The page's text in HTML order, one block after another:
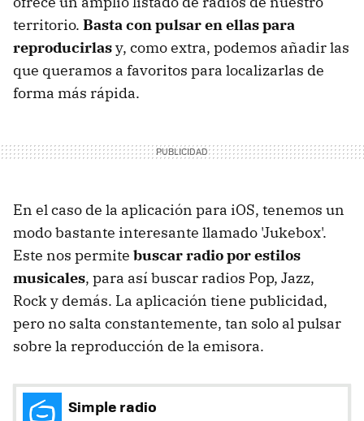
territorio. Basta con pulsar en ellas para
reproducirlasy, como extra, podemos añadir las
que queramos a favoritos para localizarlas de
forma más rápida.
En el caso de la aplicación para iOS, tenemos un
modo bastante interesante llamado 'Jukebox'.
Este nos permite buscar radio por estilos
musicales, para así buscar radios Pop, Jazz,
Rock y demás. La aplicación tiene publicidad,
pero no salta constantemente, tan solo al pulsar
sobre la reproducción de la emisora.
Simple radio